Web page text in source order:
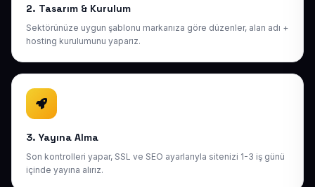
2. Tasarım & Kurulum
Sektörünüze uygun şablonu markanıza göre düzenler, alan adı +
hosting kurulumunu yaparız.
3. Yayına Alma
Son kontrolleri yapar, SSL ve SEO ayarlarıyla sitenizi 1-3 iş günü
içinde yayına alırız.